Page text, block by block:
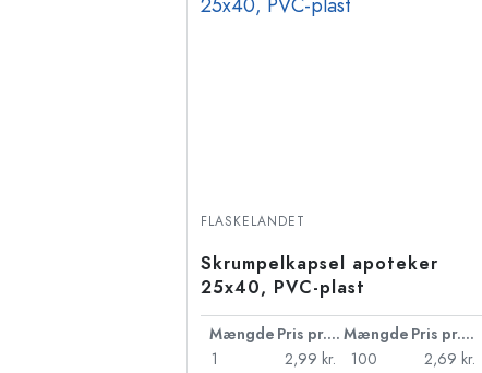
FLASKELANDET
Skrumpelkapsel apoteker
25x40, PVC-plast
Mængde Pris pr. stk. Mængde
Pris pr. stk.
1
2,99 kr.
100
2,69 kr.